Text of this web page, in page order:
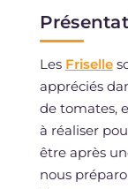
Les Friselle
appréciés
de tomates,
à réaliser
être après
nous